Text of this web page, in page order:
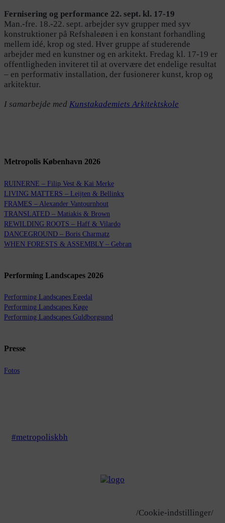
Fernisering og performance 22. sept. kl. 17-19
Man.-fre. 18.-22. sept. arbejder syv grupper med syv
konstruktioner på Refshaleøen i en konstant forhandling
mellem idé, krop og sted. Hver gruppe af studerende
arbejder med en kunstner og en arkitekt. Fredag kl. 17-19 er
offentligheden inviteret til at overvære det endelige resultat
– en performativ installation, der fusionerer kunst, krop og
arkitektur.
I samarbejde med Kunstakademiets Arkitektskole
Metropolis København 2026
RUINERNE – Filip Vest & Kai Merke
LIVING MATTERS – Leijten & Bellinkx
FRAMES – Alexander Vantournhout
TRANSLATED – Matiakis & Brown
REWILDING ROOTS – Haff & Vilardo
DANCEGROUND – Boris Charmatz
WHEN FORESTS & ASSEMBLY – Gebran
Performing Landscapes 2026
Performing Landscapes Egedal
Performing Landscapes Køge
Performing Landscapes Guldborgsund
Presse
Fotos
#metropoliskbh
/Cookie-indstillinger/